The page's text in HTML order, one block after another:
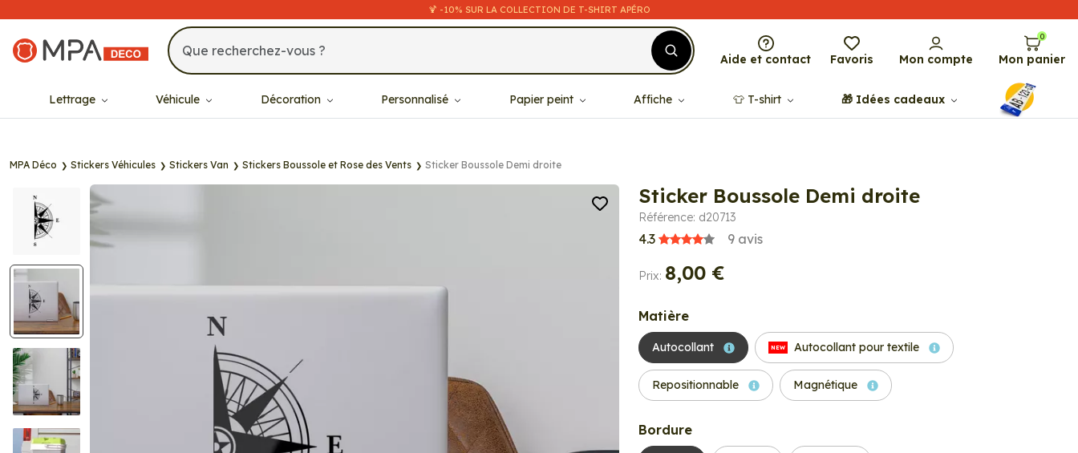
🍹 -10% SUR LA COLLECTION DE T-SHIRT APÉRO
MPA Déco
Aide et contact Favoris Mon compte
0
Mon panier
Lettrage Véhicule Décoration Personnalisé Papier peint Affiche 👕​​ T-shirt 🎁​ Idées cadeaux
MPA Déco Stickers Véhicules Stickers Van Stickers Boussole et Rose des Vents Sticker Boussole Demi droite
Sticker Boussole Demi droite
Référence: d20713
4.3 9 avis
Prix: 8,00 €
Matière
Autocollant NEW Autocollant pour textile
Repositionnable Magnétique
Bordure